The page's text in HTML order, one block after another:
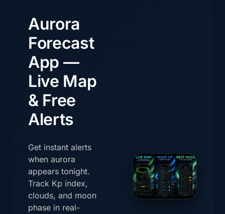
Aurora
Forecast
App —
Live Map
& Free
Alerts
Get instant alerts
when aurora
appears tonight.
Track Kp index,
clouds, and moon
phase in real-